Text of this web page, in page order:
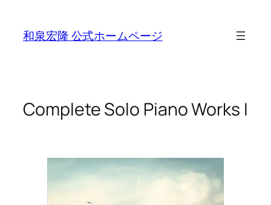
content
和泉宏隆 公式ホームページ
Complete Solo Piano Works I